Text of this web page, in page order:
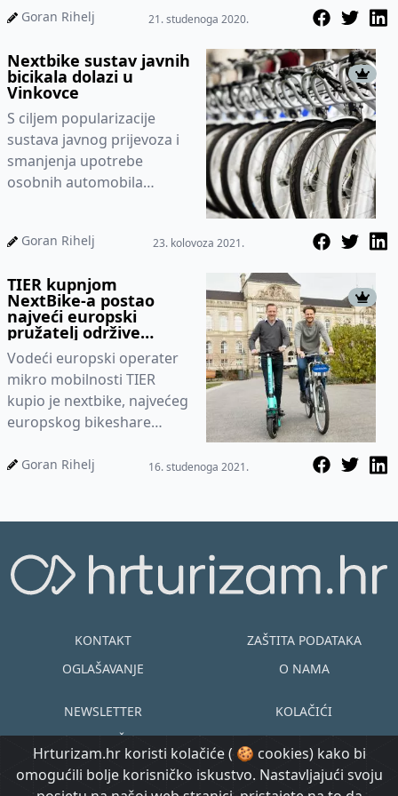
širenje kroz novi konti...
Goran Rihelj 21. studenoga 2020.
Nextbike sustav javnih
bicikala dolazi u
Vinkovce
S ciljem popularizacije
sustava javnog prijevoza i
smanjenja upotrebe
osobnih automobila
okoliš, u Gradu Vin...
Goran Rihelj 23. kolovoza 2021.
TIER kupnjom
NextBike-a postao
najveći europski
pružatelj održive
mikromobilnosti
Vodeći europski operater
mikro mobilnosti TIER
kupio je nextbike, najvećeg
europskog bikeshare
TIER proširuje svoj veli...
Goran Rihelj 16. studenoga 2021.
Hrturizam.hr koristi kolačiće ( 🍪 cookies) kako bi
omogućili bolje korisničko iskustvo. Nastavljajući svoju
KONTAKT
OGLAŠAVANJE
ZAŠTITA PODATAKA
O NAMA
NEWSLETTER
UVJETI KORIŠTENJA
KOLAČIĆI
EN HR